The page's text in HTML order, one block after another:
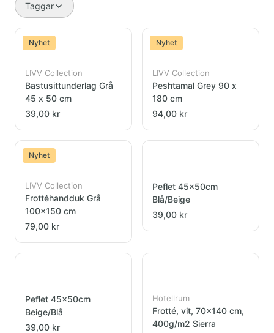
Taggar
Nyhet
LIVV Collection
Bastusittunderlag Grå
45 x 50 cm
39,00 kr
Nyhet
LIVV Collection
Peshtamal Grey 90 x
180 cm
94,00 kr
Nyhet
LIVV Collection
Frottéhandduk Grå
100x150 cm
79,00 kr
Peflet 45x50cm
Blå/Beige
39,00 kr
Peflet 45x50cm
Beige/Blå
39,00 kr
Hotellrum
Frotté, vit, 70x140 cm,
400g/m2 Sierra